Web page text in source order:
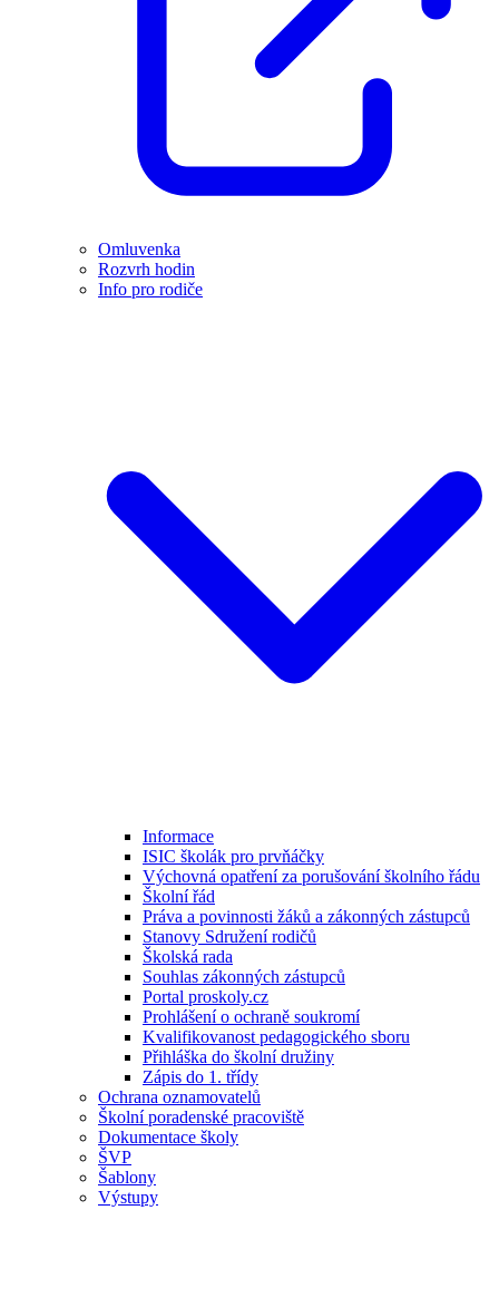
Omluvenka
Rozvrh hodin
Info pro rodiče
Informace
ISIC školák pro prvňáčky
Výchovná opatření za porušování školního řádu
Školní řád
Práva a povinnosti žáků a zákonných zástupců
Stanovy Sdružení rodičů
Školská rada
Souhlas zákonných zástupců
Portal proskoly.cz
Prohlášení o ochraně soukromí
Kvalifikovanost pedagogického sboru
Přihláška do školní družiny
Zápis do 1. třídy
Ochrana oznamovatelů
Školní poradenské pracoviště
Dokumentace školy
ŠVP
Šablony
Výstupy